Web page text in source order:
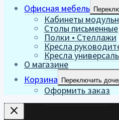
Офисная мебель
Кабинеты
Столы письменные
Полки • Стеллажи
Кресла
Кресла
О магазине
Корзина Переключить
Оформить заказ